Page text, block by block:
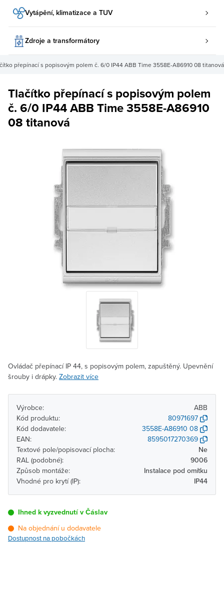
Vytápění, klimatizace a TUV
Zdroje a transformátory
přepínací s popisovým polem č. 6/0 IP44 ABB Time 3558E-A86910 08 titanová
Tlačítko přepínací s popisovým polem
č. 6/0 IP44 ABB Time 3558E-A86910
08 titanová
Ovládač přepínací IP 44, s popisovým polem, zapuštěný. Upevnění
šrouby i drápky. Zobrazit více
Výrobce:
ABB
Kód produktu:
80971697
Kód dodavatele:
3558E-A86910 08
EAN:
8595017270369
Textové pole/popisovací plocha:
Ne
RAL (podobné):
9006
Způsob montáže:
Instalace pod omítku
Vhodné pro krytí (IP):
IP44
Ihned k vyzvednutí v Čáslav
Na objednání u dodavatele
Dostupnost na pobočkách